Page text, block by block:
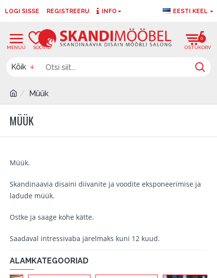
LOGI SISSE REGISTREERU INFO EESTI KEEL
0
Kõik
Müük
MÜÜK
Müük.
Skandinaavia disaini diivanite ja voodite eksponeerimise ja
ladude müük.
Ostke ja saage kohe kätte.
Saadaval intressivaba järelmaks kuni 12 kuud.
ALAMKATEGOORIAD